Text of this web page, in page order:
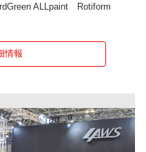
ALLpaint Rotiform
情報